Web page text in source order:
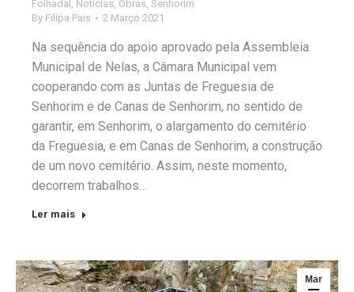
Folhadal , Notícias, Obras, Senhorim
By Filipa Pais 2 Março 2021
Na sequência do apoio aprovado pela Assembleia
Municipal de Nelas, a Câmara Municipal vem
cooperando com as Juntas de Freguesia de
Senhorim e de Canas de Senhorim, no sentido de
garantir, em Senhorim, o alargamento do cemitério
da Freguesia, e em Canas de Senhorim, a construção
de um novo cemitério. Assim, neste momento,
decorrem trabalhos…
Ler mais
Mar